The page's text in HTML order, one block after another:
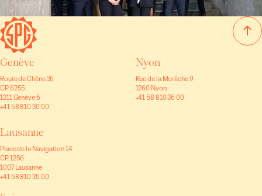
Genève
Route de Chêne 36
CP 6255
1211 Genève 6
+41 58 810 30 00
Nyon
Rue de la Morâche 9
1260 Nyon
+41 58 810 36 00
Lausanne
Place de la Navigation 14
CP 1256
1007 Lausanne
+41 58 810 35 00